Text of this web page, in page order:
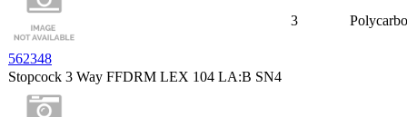
562348
3
Stopcock 3 Way FFDRM LEX 104 LA:B SN4